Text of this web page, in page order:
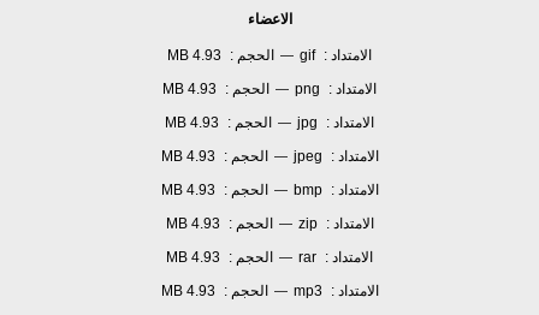
الاعضاء
الامتداد : gif
— الحجم :
4.93 MB
الامتداد :
png
— الحجم :
4.93 MB
الامتداد :
jpg
— الحجم :
4.93 MB
الامتداد :
jpeg
— الحجم :
4.93 MB
الامتداد :
bmp
— الحجم :
4.93 MB
الامتداد :
zip
— الحجم :
4.93 MB
الامتداد : rar
— الحجم :
4.93 MB
الامتداد :
mp3
— الحجم :
4.93 MB